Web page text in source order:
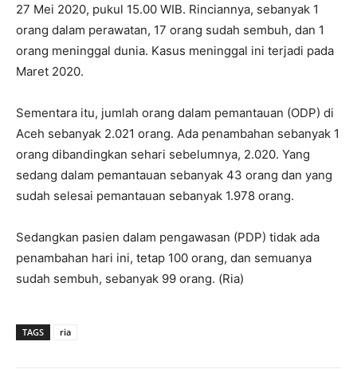
27 Mei 2020, pukul 15.00 WIB. Rinciannya, sebanyak 1
orang dalam perawatan, 17 orang sudah sembuh, dan 1
orang meninggal dunia. Kasus meninggal ini terjadi pada
Maret 2020.
Sementara itu, jumlah orang dalam pemantauan (ODP) di
Aceh sebanyak 2.021 orang. Ada penambahan sebanyak 1
orang dibandingkan sehari sebelumnya, 2.020. Yang
sedang dalam pemantauan sebanyak 43 orang dan yang
sudah selesai pemantauan sebanyak 1.978 orang.
Sedangkan pasien dalam pengawasan (PDP) tidak ada
penambahan hari ini, tetap 100 orang, dan semuanya
sudah sembuh, sebanyak 99 orang. (Ria)
TAGS ria